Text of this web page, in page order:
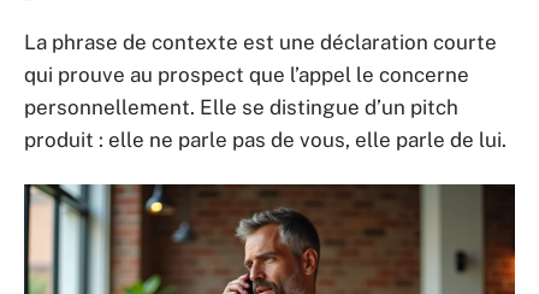
La phrase de contexte est une déclaration courte
qui prouve au prospect que l’appel le concerne
personnellement. Elle se distingue d’un pitch
produit : elle ne parle pas de vous, elle parle de lui.